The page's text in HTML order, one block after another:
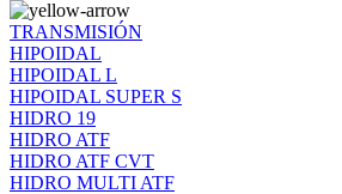
TRANSMISIÓN
HIPOIDAL
HIPOIDAL L
HIPOIDAL SUPER S
HIDRO 19
HIDRO ATF
HIDRO ATF CVT
HIDRO MULTI ATF